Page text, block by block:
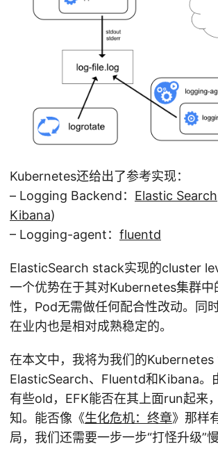
Kubernetes还给出了参考实现：
– Logging Backend： Elastic Search
Kibana)
– Logging-agent： fluentd
ElasticSearch stack实现的cluster
一个优势在于其对Kubernetes集群中
性，Pod无需做任何配合性改动。同
在业内也是相对成熟稳定的。
在本文中，我将为我们的Kubernetes
ElasticSearch、Fluentd和Kibana。
有些old，EFK能否在其上面run起来
知。能否像《生化危机：终章》那样
局，我们还需要一步一步“打怪升级”慢